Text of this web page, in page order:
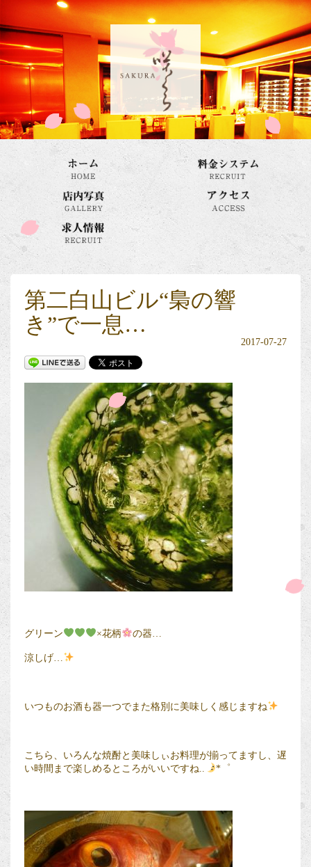
第二白山ビル“梟の響
き”で一息…
2017-07-27
グリーン ×花柄 の器…
涼しげ…
いつものお酒も器一つでまた格別に美味しく感じますね
こちら、いろんな焼酎と美味しぃお料理が揃ってますし、遅
い時間まで楽しめるところがいいですね..
*゜